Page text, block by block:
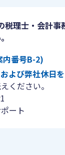
理士・会計事
内番号B-2)
よび弊社休日
ください。
ート